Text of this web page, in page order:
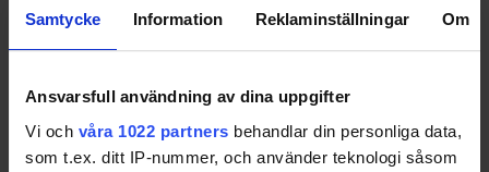
Samtycke Information Reklaminställningar Om
Ansvarsfull användning av dina uppgifter
Vi och våra 1022 partners behandlar din personliga data,
som t.ex. ditt IP-nummer, och använder teknologi såsom
26-04-10
– Det har varit en väldigt intressant och rolig resa med
anläggningspartnerskapet. Det är uppskattat från företagen
kommersiella aktörer och besluts…